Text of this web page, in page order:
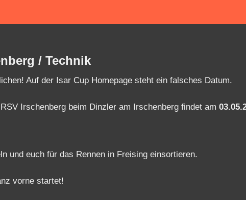
/ Technik
Irschenberg beim Dinzler am Irschenberg findet am
und euch für das Rennen in Freising einsortieren.
euch Hindernis-Parcours, Slalom,